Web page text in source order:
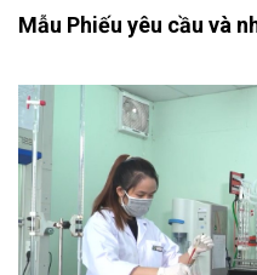
Mẫu Phiếu yêu cầu và